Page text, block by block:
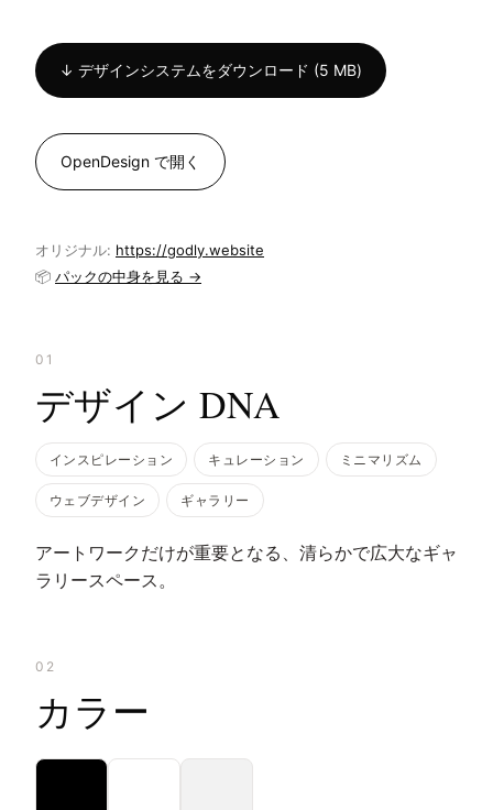
↓ デザインシステムをダウンロード (5 MB)
OpenDesign で開く
オリジナル: https://godly.website
📦 パックの中身を見る →
01
デザイン DNA
インスピレーション キュレーション ミニマリズム
ウェブデザイン ギャラリー
アートワークだけが重要となる、清らかで広大なギャ
ラリースペース。
02
カラー